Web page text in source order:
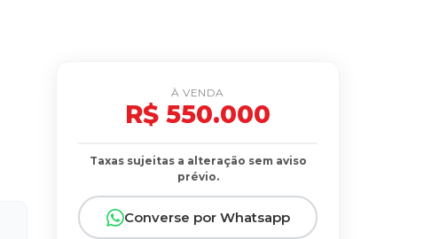
À VENDA
R$ 550.000
Taxas sujeitas a alteração sem aviso
prévio.
Converse por Whatsapp